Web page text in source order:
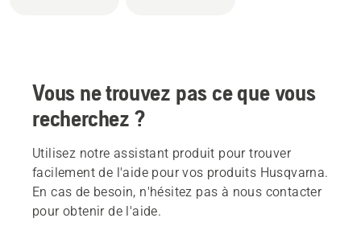
Vous ne trouvez pas ce que vous
recherchez ?
Utilisez notre assistant produit pour trouver
facilement de l'aide pour vos produits Husqvarna.
En cas de besoin, n'hésitez pas à nous contacter
pour obtenir de l'aide.